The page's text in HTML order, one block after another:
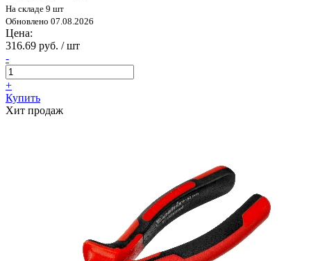
На складе 9 шт
Обновлено 07.08.2026
Цена:
316.69 руб. / шт
-
+
Купить
Хит продаж